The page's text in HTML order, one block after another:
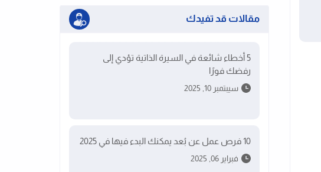
مقالات قد تفيدك
5 أخطاء شائعة في السيرة الذاتية تؤدي إلى
رفضك فورًا
سيبتمبر 10, 2025
10 فرص عمل عن بُعد يمكنك البدء فيها في 2025
فبراير 06, 2025